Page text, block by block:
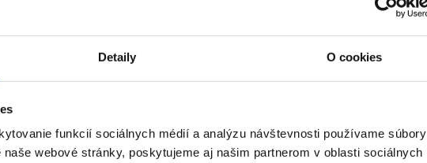
Detaily O cookies
funkcií sociálnych médií a analýzu návštevnosti používame súbory
webové stránky, poskytujeme aj našim partnerom v oblasti sociálnych